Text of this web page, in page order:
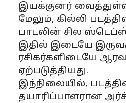
இயக்குனர்
மேலும், கில்லி
பாடலின் சில
இதில் இடையே
ரசிகர்களிடையே
ஏற்படுத்தியது.
இந்நிலையில்,
தயாரிப்பாளரான